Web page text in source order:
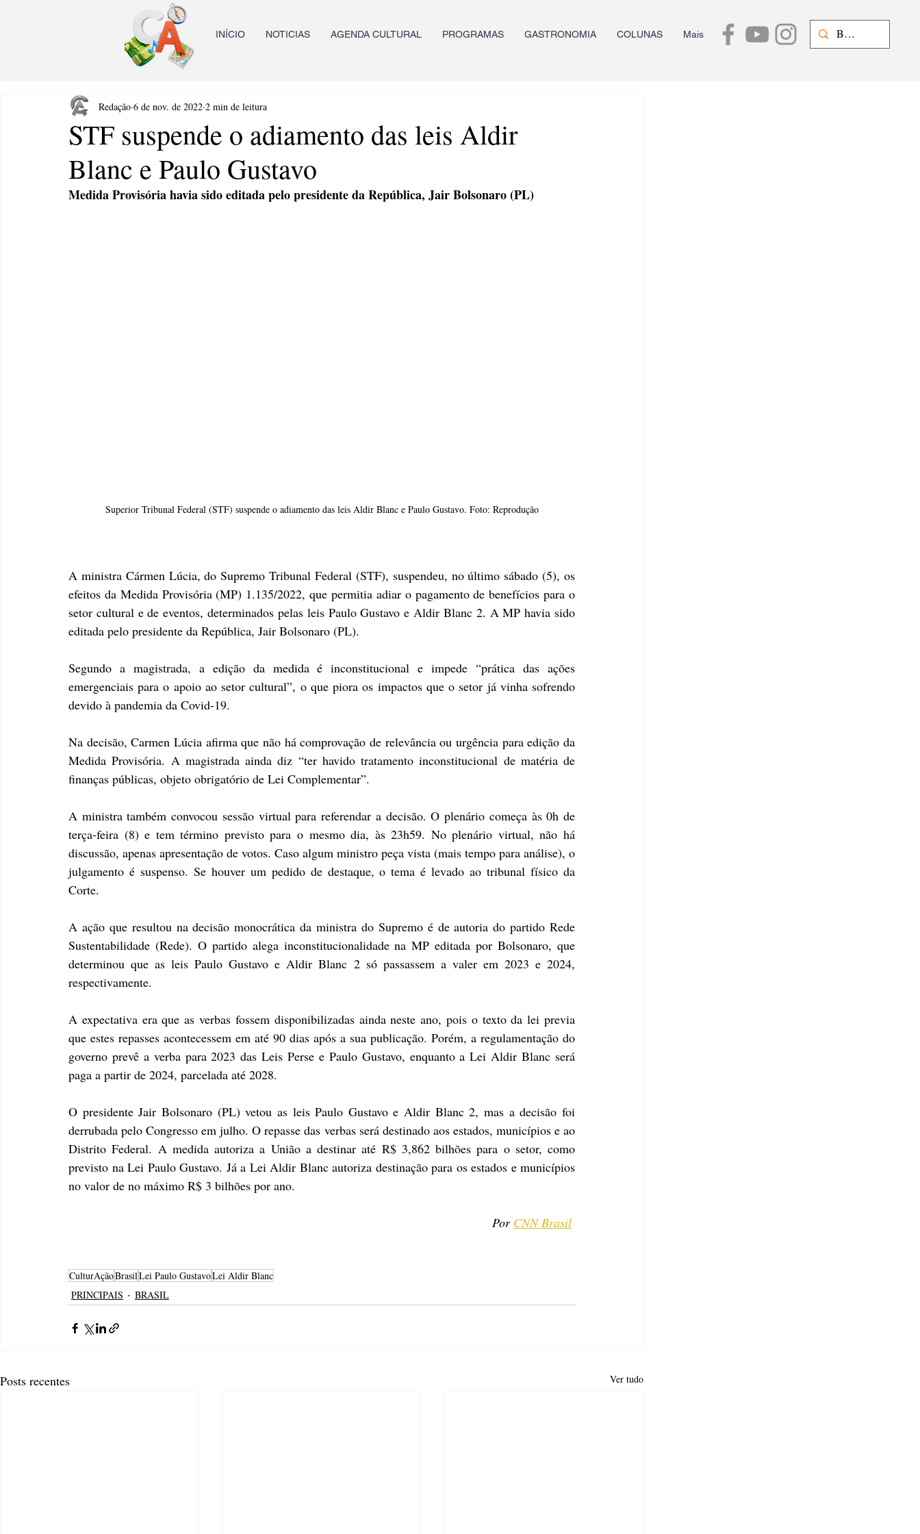
INÍCIO NOTICIAS AGENDA CULTURAL PROGRAMAS GASTRONOMIA COLUNAS Mais
STF suspende o adiamento das leis Aldir
Blanc e Paulo Gustavo
Redação 6 de nov. de 2022 2 min de leitura
Medida Provisória havia sido editada pelo presidente da República, Jair Bolsonaro (PL)
Superior Tribunal Federal (STF) suspende o adiamento das leis Aldir Blanc e Paulo Gustavo. Foto: Reprodução
A ministra Cármen Lúcia, do Supremo Tribunal Federal (STF), suspendeu, no último sábado (5), os
efeitos da Medida Provisória (MP) 1.135/2022, que permitia adiar o pagamento de benefícios para o
setor cultural e de eventos, determinados pelas leis Paulo Gustavo e Aldir Blanc 2. A MP havia sido
editada pelo presidente da República, Jair Bolsonaro (PL).
Segundo a magistrada, a edição da medida é inconstitucional e impede “prática das ações
emergenciais para o apoio ao setor cultural”, o que piora os impactos que o setor já vinha sofrendo
devido à pandemia da Covid-19.
Na decisão, Carmen Lúcia afirma que não há comprovação de relevância ou urgência para edição da
Medida Provisória. A magistrada ainda diz “ter havido tratamento inconstitucional de matéria de
finanças públicas, objeto obrigatório de Lei Complementar”.
A ministra também convocou sessão virtual para referendar a decisão. O plenário começa às 0h de
terça-feira (8) e tem término previsto para o mesmo dia, às 23h59. No plenário virtual, não há
discussão, apenas apresentação de votos. Caso algum ministro peça vista (mais tempo para análise), o
julgamento é suspenso. Se houver um pedido de destaque, o tema é levado ao tribunal físico da
Corte.
A ação que resultou na decisão monocrática da ministra do Supremo é de autoria do partido Rede
Sustentabilidade (Rede). O partido alega inconstitucionalidade na MP editada por Bolsonaro, que
determinou que as leis Paulo Gustavo e Aldir Blanc 2 só passassem a valer em 2023 e 2024,
respectivamente.
A expectativa era que as verbas fossem disponibilizadas ainda neste ano, pois o texto da lei previa
que estes repasses acontecessem em até 90 dias após a sua publicação. Porém, a regulamentação do
governo prevê a verba para 2023 das Leis Perse e Paulo Gustavo, enquanto a Lei Aldir Blanc será
paga a partir de 2024, parcelada até 2028.
O presidente Jair Bolsonaro (PL) vetou as leis Paulo Gustavo e Aldir Blanc 2, mas a decisão foi
derrubada pelo Congresso em julho. O repasse das verbas será destinado aos estados, municípios e ao
Distrito Federal. A medida autoriza a União a destinar até R$ 3,862 bilhões para o setor, como
previsto na Lei Paulo Gustavo. Já a Lei Aldir Blanc autoriza destinação para os estados e municípios
no valor de no máximo R$ 3 bilhões por ano.
Por CNN Brasil
CulturAçãoBrasilLei Paulo GustavoLei Aldir Blanc
PRINCIPAIS
BRASIL
Posts recentes Ver tudo